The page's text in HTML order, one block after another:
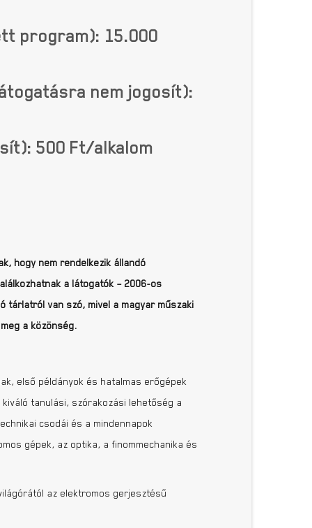
program): 15.000
nem jogosít):
500 Ft/alkalom
hogy nem rendelkezik állandó
a látogatók – 2006-os
tárlatról van szó, mivel a magyar műszaki
a közönség.
első példányok és hatalmas erőgépek
tanulási, szórakozási lehetőség a
csodái és a mindennapok
gépek, az optika, a finommechanika és
az elektromos gerjesztésű